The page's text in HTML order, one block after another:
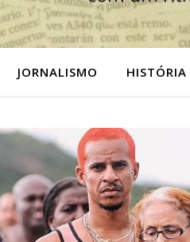
JORNALISMO HISTÓRIA